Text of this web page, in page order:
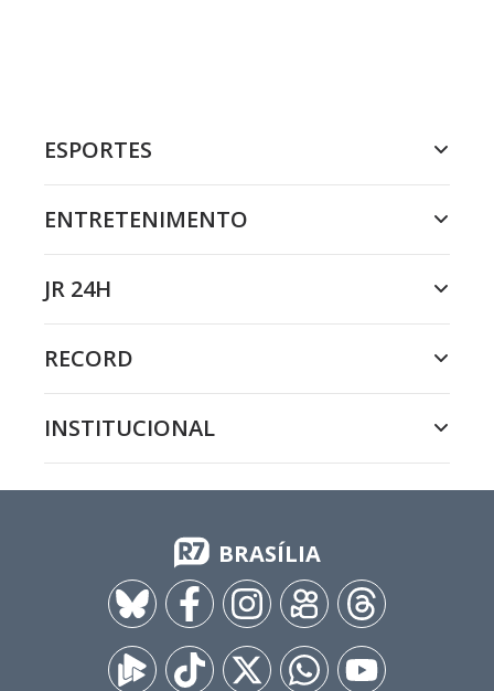
ESPORTES
ENTRETENIMENTO
JR 24H
RECORD
INSTITUCIONAL
BRASÍLIA